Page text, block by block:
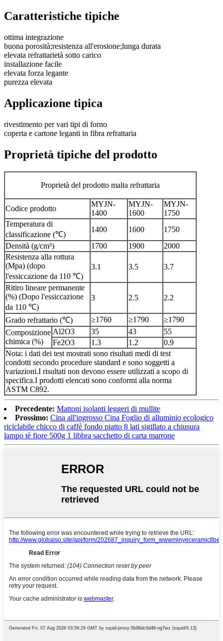
Caratteristiche tipiche
ottima integrazione
buona porosità;resistenza all'erosione;lunga durata
elevata refrattarietà sotto carico
installazione facile
elevata forza legante
purezza elevata
Applicazione tipica
rivestimento per vari tipi di forno
coperta e cartone leganti in fibra refrattaria
Proprietà tipiche del prodotto
Proprietà del prodotto malta refrattaria
Codice prodotto
MYJN-
1400
MYJN-
1600
MYJN-
1750
Temperatura di
classificazione (℃)
1400 1600
1750
Densità (g/cm³)
1700 1900
2000
Resistenza alla rottura
(Mpa) (dopo
l'essiccazione da 110 ℃)
3.1 3.5 3.7
Ritiro lineare permanente
(%) (Dopo l'essiccazione
da 110 ℃)
3 2.5 2.2
Grado refrattario (℃) ≥1760 ≥1790
≥1790
Composizione
chimica (%)
Al2O3 35 43
55
Fe2O3
1.3 1.2
0.9
Nota: i dati dei test mostrati sono risultati medi di test
condotti secondo procedure standard e sono soggetti a
variazioni.I risultati non devono essere utilizzati a scopo di
specifica.I prodotti elencati sono conformi alla norma
ASTM C892.
Precedente: Mattoni isolanti leggeri di mullite
Prossimo: Cina all'ingrosso Cina Foglio di alluminio ecologico
riciclabile chicco di caffè fondo piatto 8 lati sigillato a chiusura
lampo tè fiore 500g 1 libbra sacchetto di carta marrone